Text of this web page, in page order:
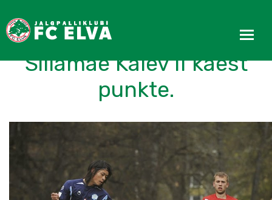
FC Elva ei saanud
Sillamäe Kalev II käest
punkte.